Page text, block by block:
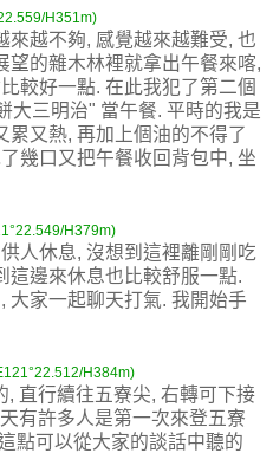
H351m)
來越不夠, 感覺越來越難受, 也
望的雜木林裡就拿出午餐來喀,
較好一點. 在此我犯了第二個
大三明治" 當午餐. 平時的我是
累又熱, 再加上個油的不得了
幾口又把午餐收回背包中, 坐
H379m)
人休息, 沒想到這裡離剛剛吃
這邊來休息也比較舒服一點.
大家一起聊天打氣. 我開始手
H384m)
, 直行續往五寮尖, 右轉可下接
有許多人是第一次來登五寮
點可以從大家的談話中聽的